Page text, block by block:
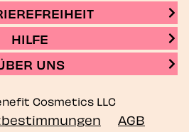
HILFE
UNS
Cosmetics LLC
AGB